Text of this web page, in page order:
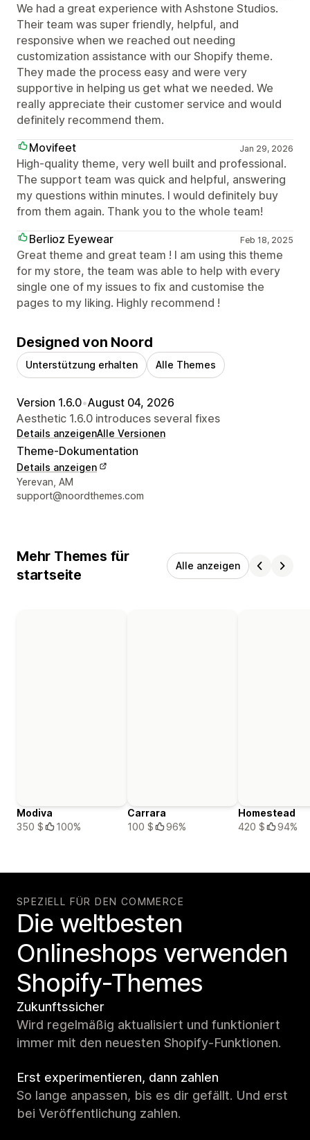
We had a great experience with Ashstone Studios.
Their team was super friendly, helpful, and
responsive when we reached out needing
customization assistance with our Shopify theme.
They made the process easy and were very
supportive in helping us get what we needed. We
really appreciate their customer service and would
definitely recommend them.
Movifeet
Jan 29, 2026
High-quality theme, very well built and professional.
The support team was quick and helpful, answering
my questions within minutes. I would definitely buy
from them again. Thank you to the whole team!
Berlioz Eyewear
Feb 18, 2025
Great theme and great team ! I am using this theme
for my store, the team was able to help with every
single one of my issues to fix and customise the
pages to my liking. Highly recommend !
Designed von Noord
Unterstützung erhalten Alle Themes
Version 1.6.0•August 04, 2026
Aesthetic 1.6.0 introduces several fixes
Details anzeigenAlle Versionen
Theme-Dokumentation
Details anzeigen
Designer-Kontaktdaten
Yerevan, AM
support@noordthemes.com
Mehr Themes für
startseite
Alle anzeigen
Modiva
350 $
100%
Carrara
100 $
96%
Homestead
420 $
94%
SPEZIELL FÜR DEN COMMERCE
Die weltbesten
Onlineshops verwenden
Shopify-Themes
Zukunftssicher
Wird regelmäßig aktualisiert und funktioniert
immer mit den neuesten Shopify-Funktionen.
Erst experimentieren, dann zahlen
So lange anpassen, bis es dir gefällt. Und erst
bei Veröffentlichung zahlen.